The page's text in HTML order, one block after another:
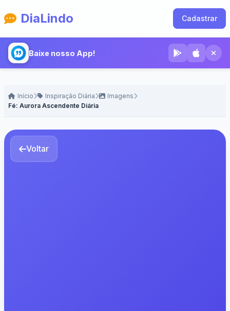
DiaLindo Cadastrar
Baixe nosso App!
Início Inspiração Diária
Imagens
Fé: Aurora Ascendente Diária
Voltar